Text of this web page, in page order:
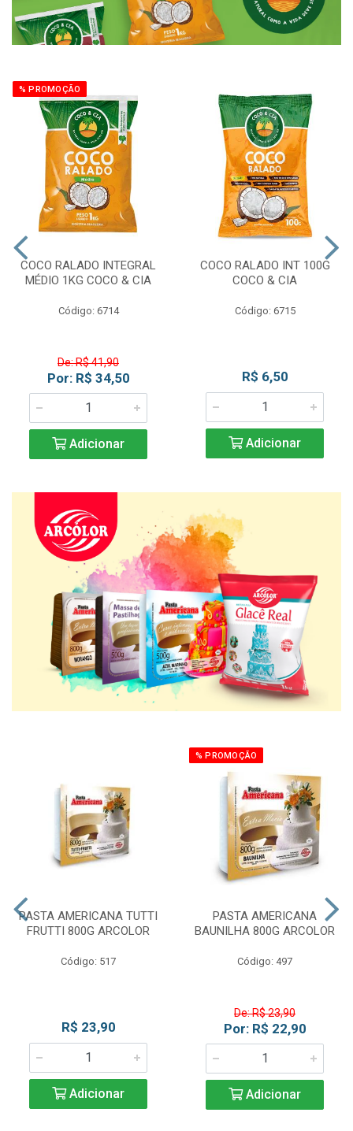
% PROMOÇÃO
COCO RALADO INTEGRAL
MÉDIO 1KG COCO & CIA
Código: 6714
De: R$ 41,90
Por: R$ 34,50
Adicionar
COCO RALADO INT 100G
COCO & CIA
Código: 6715
R$ 6,50
Adicionar
PASTA AMERICANA TUTTI
FRUTTI 800G ARCOLOR
Código: 517
R$ 23,90
Adicionar
% PROMOÇÃO
PASTA AMERICANA
BAUNILHA 800G ARCOLOR
Código: 497
De: R$ 23,90
Por: R$ 22,90
Adicionar